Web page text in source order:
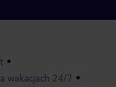
wakacjach 24/7